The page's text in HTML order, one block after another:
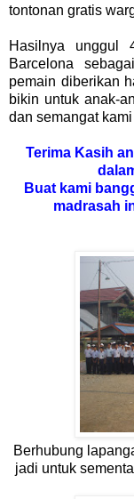
tontonan gratis
Hasilnya
Barcelona
pemain diberikan
bikin untuk anak-
dan semangat
Terima Kasih
Buat kami
madrasah
Berhubung
jadi untuk